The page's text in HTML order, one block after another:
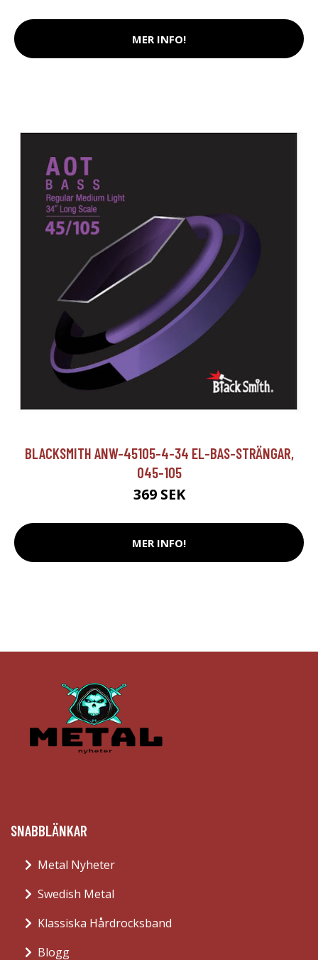
MER INFO!
BLACKSMITH ANW-45105-4-34 EL-BAS-STRÄNGAR,
045-105
369 SEK
MER INFO!
SNABBLÄNKAR
Metal Nyheter
Swedish Metal
Klassiska Hårdrocksband
Blogg